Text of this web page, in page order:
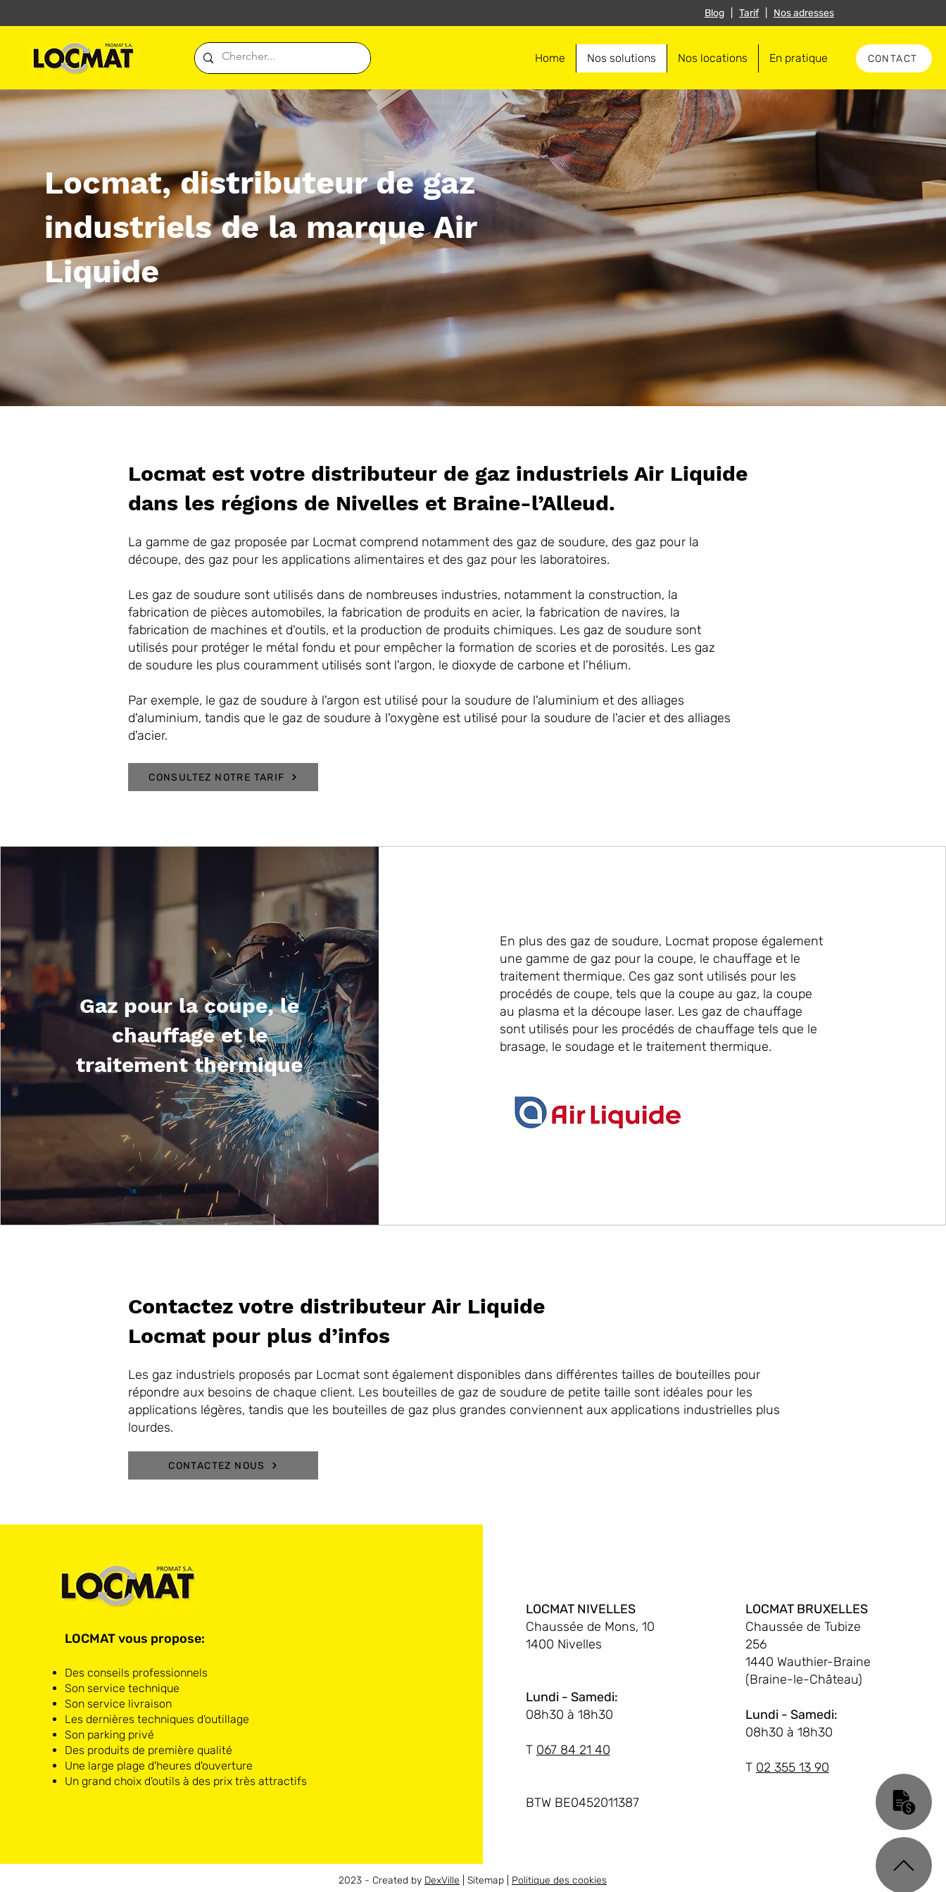
Home Nos solutions Nos locations En pratique CONTACT
Blog| Tarif| Nos adresses
Locmat, distributeur de gaz
industriels de la marque Air
Liquide
Locmat est votre distributeur de gaz industriels Air Liquide
dans les régions de Nivelles et Braine-l’Alleud.
La gamme de gaz proposée par Locmat comprend notamment des gaz de soudure, des gaz pour la
découpe, des gaz pour les applications alimentaires et des gaz pour les laboratoires.
Les gaz de soudure sont utilisés dans de nombreuses industries, notamment la construction, la
fabrication de pièces automobiles, la fabrication de produits en acier, la fabrication de navires, la
fabrication de machines et d'outils, et la production de produits chimiques. Les gaz de soudure sont
utilisés pour protéger le métal fondu et pour empêcher la formation de scories et de porosités. Les gaz
de soudure les plus couramment utilisés sont l'argon, le dioxyde de carbone et l'hélium.
Par exemple, le gaz de soudure à l'argon est utilisé pour la soudure de l'aluminium et des alliages
d'aluminium, tandis que le gaz de soudure à l'oxygène est utilisé pour la soudure de l'acier et des alliages
d'acier.
CONSULTEZ NOTRE TARIF
Gaz pour la coupe, le
chauffage et le
traitement thermique
En plus des gaz de soudure, Locmat propose également
une gamme de gaz pour la coupe, le chauffage et le
traitement thermique. Ces gaz sont utilisés pour les
procédés de coupe, tels que la coupe au gaz, la coupe
au plasma et la découpe laser. Les gaz de chauffage
sont utilisés pour les procédés de chauffage tels que le
brasage, le soudage et le traitement thermique.
Contactez votre distributeur Air Liquide
Locmat pour plus d’infos
Les gaz industriels proposés par Locmat sont également disponibles dans différentes tailles de bouteilles pour
répondre aux besoins de chaque client. Les bouteilles de gaz de soudure de petite taille sont idéales pour les
applications légères, tandis que les bouteilles de gaz plus grandes conviennent aux applications industrielles plus
lourdes.
CONTACTEZ NOUS
LOCMAT vous propose:
Des conseils professionnels
Son service technique
Son service livraison
Les dernières techniques d'outillage
Son parking privé
Des produits de première qualité
Une large plage d'heures d'ouverture
Un grand choix d'outils à des prix très attractifs
LOCMAT NIVELLES
Chaussée de Mons, 10
1400 Nivelles
Lundi - Samedi:
08h30 à 18h30
T 067 84 21 40
BTW BE0452011387
LOCMAT BRUXELLES
Chaussée de Tubize
256
1440 Wauthier-Braine
(Braine-le-Château)
Lundi - Samedi:
08h30 à 18h30
T 02 355 13 90
2023 - Created by DexVille | Sitemap | Politique des cookies